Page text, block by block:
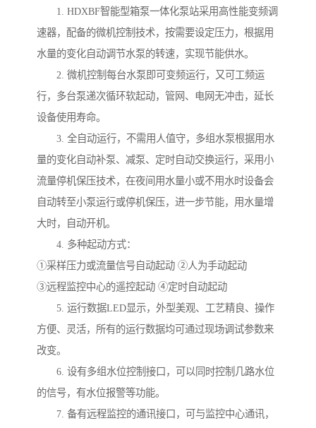
1. HDXBF智能型箱泵一体化泵站采用高性能变频调
速器，配备的微机控制技术，按需要设定压力，根据用
水量的变化自动调节水泵的转速，实现节能供水。
2. 微机控制每台水泵即可变频运行，又可工频运
行，多台泵递次循环软起动，管网、电网无冲击，延长
设备使用寿命。
3. 全自动运行，不需用人值守，多组水泵根据用水
量的变化自动补泵、减泵、定时自动交换运行，采用小
流量停机保压技术，在夜间用水量小或不用水时设备会
自动转至小泵运行或停机保压，进一步节能，用水量增
大时，自动开机。
4. 多种起动方式：
①采样压力或流量信号自动起动 ②人为手动起动
③远程监控中心的遥控起动 ④定时自动起动
5. 运行数据LED显示，外型美观、工艺精良、操作
方便、灵活，所有的运行数据均可通过现场调试参数来
改变。
6. 设有多组水位控制接口，可以同时控制几路水位
的信号，有水位报警等功能。
7. 备有远程监控的通讯接口，可与监控中心通讯，